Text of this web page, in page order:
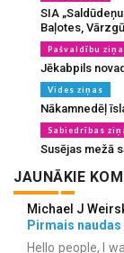
SIA
Baļotes,
Pašvaldību
Jēkabpils
Vides ziņas
Nākamnedēļ
Sabiedrības
Susējas mežā
JAUNĀKIE
Michael J
Pirmais naudas
Hello people, I